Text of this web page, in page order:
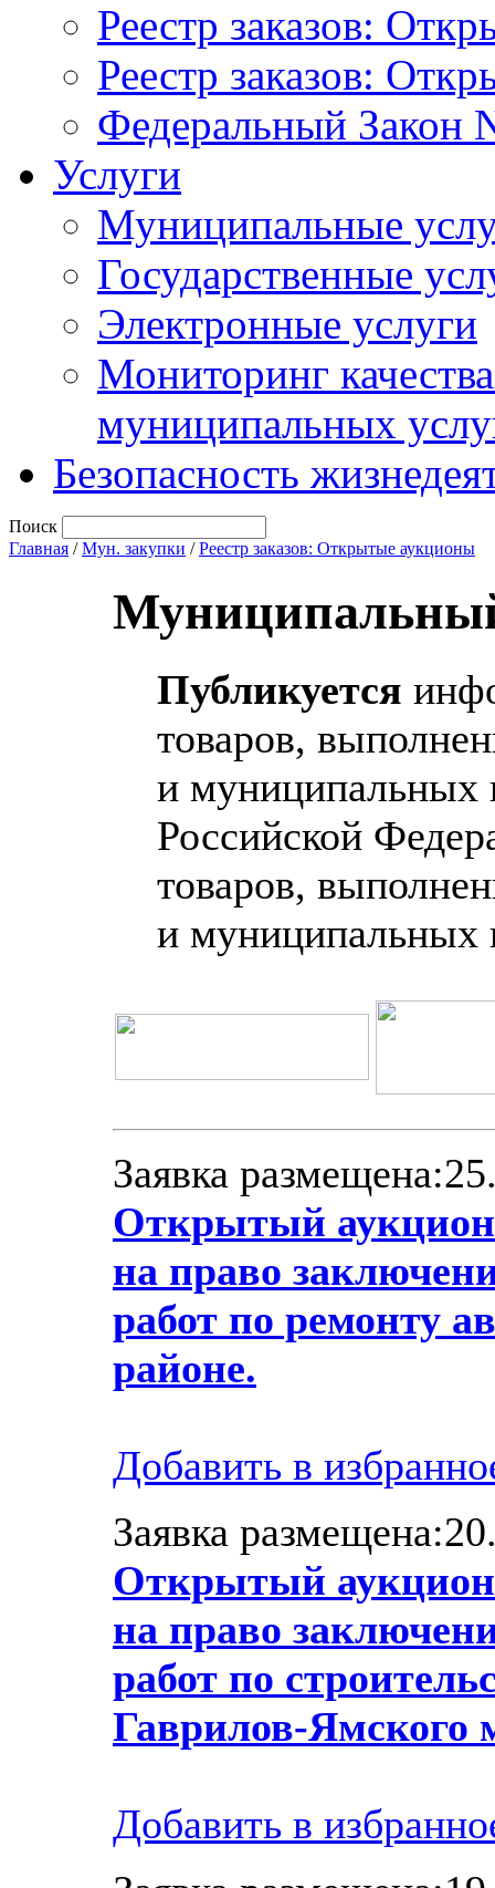
Реестр заказов:
Реестр заказов:
Федеральный Закон
Услуги
Муниципальные
Государственные
Электронные услуги
Мониторинг
муниципальных
Безопасность
Поиск
Главная /Мун. закупки /Реестр заказов: Открытые аукционы
Публикуется
товаров,
и муниципальных
Российской
товаров,
и муниципальных
Заявка
Открытый аукцион
на право
работ по ремонту
районе.
Добавить в
Заявка
Открытый аукцион
на право
работ по
Гаврилов-Ямского
Добавить в